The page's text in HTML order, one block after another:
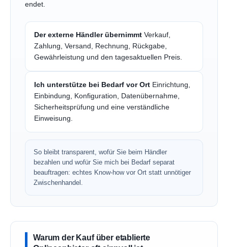
endet.
Der externe Händler übernimmt Verkauf,
Zahlung, Versand, Rechnung, Rückgabe,
Gewährleistung und den tagesaktuellen Preis.
Ich unterstütze bei Bedarf vor Ort Einrichtung,
Einbindung, Konfiguration, Datenübernahme,
Sicherheitsprüfung und eine verständliche
Einweisung.
So bleibt transparent, wofür Sie beim Händler
bezahlen und wofür Sie mich bei Bedarf separat
beauftragen: echtes Know-how vor Ort statt unnötiger
Zwischenhandel.
Warum der Kauf über etablierte